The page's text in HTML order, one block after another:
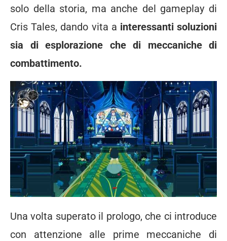
solo della storia, ma anche del gameplay di
Cris Tales, dando vita a interessanti soluzioni
sia di esplorazione che di meccaniche di
combattimento.
Una volta superato il prologo, che ci introduce
con attenzione alle prime meccaniche di